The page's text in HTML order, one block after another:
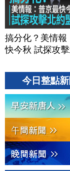
搞分化？美情報
快今秋 試探攻
今日整點新